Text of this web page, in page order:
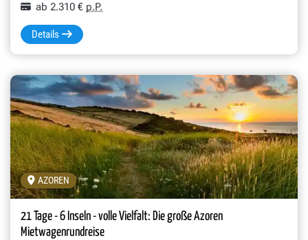
ab 2.310 € p.P.
Details
AZOREN
21 Tage - 6 Inseln - volle Vielfalt: Die große Azoren
Mietwagenrundreise